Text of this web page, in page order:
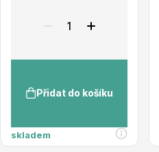
Přidat do košíku
skladem